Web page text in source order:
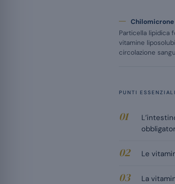
Chilomicrone
Particella lipidica
vitamine
circolazione
PUNTI ESSENZIALI
Le
La